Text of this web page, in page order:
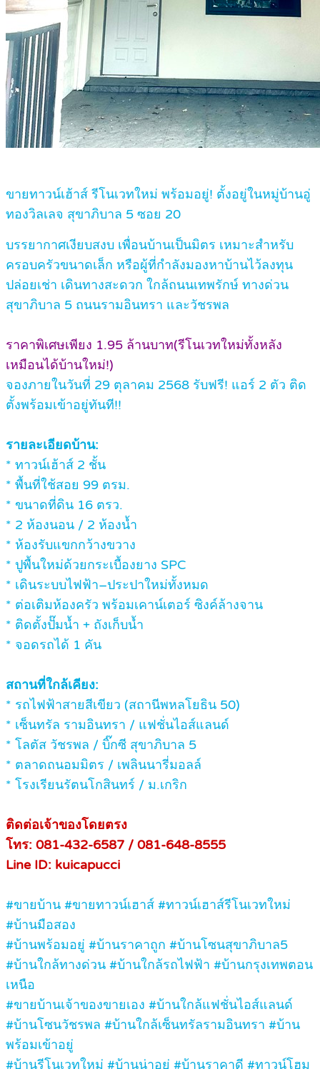
ขายทาวน์เฮ้าส์ รีโนเวทใหม่ พร้อมอยู่! ตั้งอยู่ในหมู่บ้านอู่
ทองวิลเลจ สุขาภิบาล 5 ซอย 20
บรรยากาศเงียบสงบ เพื่อนบ้านเป็นมิตร เหมาะสำหรับ
ครอบครัวขนาดเล็ก หรือผู้ที่กำลังมองหาบ้านไว้ลงทุน
ปล่อยเช่า เดินทางสะดวก ใกล้ถนนเทพรักษ์ ทางด่วน
สุขาภิบาล 5 ถนนรามอินทรา และวัชรพล
ราคาพิเศษเพียง 1.95 ล้านบาท(รีโนเวทใหม่ทั้งหลัง
เหมือนได้บ้านใหม่!)
จองภายในวันที่ 29 ตุลาคม 2568 รับฟรี! แอร์ 2 ตัว ติด
ตั้งพร้อมเข้าอยู่ทันที!!
รายละเอียดบ้าน:
* ทาวน์เฮ้าส์ 2 ชั้น
* พื้นที่ใช้สอย 99 ตรม.
* ขนาดที่ดิน 16 ตรว.
* 2 ห้องนอน / 2 ห้องน้ำ
* ห้องรับแขกกว้างขวาง
* ปูพื้นใหม่ด้วยกระเบื้องยาง SPC
* เดินระบบไฟฟ้า–ประปาใหม่ทั้งหมด
* ต่อเติมห้องครัว พร้อมเคาน์เตอร์ ซิงค์ล้างจาน
* ติดตั้งปั๊มน้ำ + ถังเก็บน้ำ
* จอดรถได้ 1 คัน
สถานที่ใกล้เคียง:
* รถไฟฟ้าสายสีเขียว (สถานีพหลโยธิน 50)
* เซ็นทรัล รามอินทรา / แฟชั่นไอส์แลนด์
* โลตัส วัชรพล / บิ๊กซี สุขาภิบาล 5
* ตลาดถนอมมิตร / เพลินนารี่มอลล์
* โรงเรียนรัตนโกสินทร์ / ม.เกริก
ติดต่อเจ้าของโดยตรง
โทร: 081-432-6587 / 081-648-8555
Line ID: kuicapucci
#ขายบ้าน #ขายทาวน์เฮาส์ #ทาวน์เฮาส์รีโนเวทใหม่
#บ้านมือสอง
#บ้านพร้อมอยู่ #บ้านราคาถูก #บ้านโซนสุขาภิบาล5
#บ้านใกล้ทางด่วน #บ้านใกล้รถไฟฟ้า #บ้านกรุงเทพตอน
เหนือ
#ขายบ้านเจ้าของขายเอง #บ้านใกล้แฟชั่นไอส์แลนด์
#บ้านโซนวัชรพล #บ้านใกล้เซ็นทรัลรามอินทรา #บ้าน
พร้อมเข้าอยู่
#บ้านรีโนเวทใหม่ #บ้านน่าอยู่ #บ้านราคาดี #ทาวน์โฮม